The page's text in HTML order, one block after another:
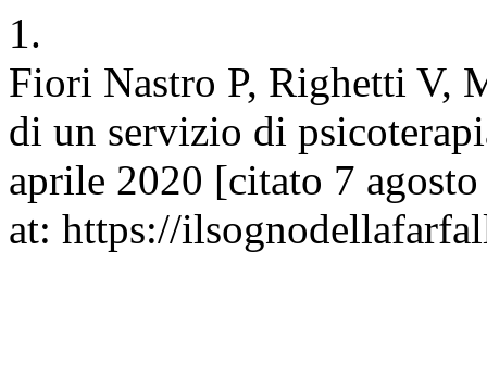
1.
Fiori Nastro P, Righetti V,
di un servizio di
aprile 2020 [citato 7
at: https://